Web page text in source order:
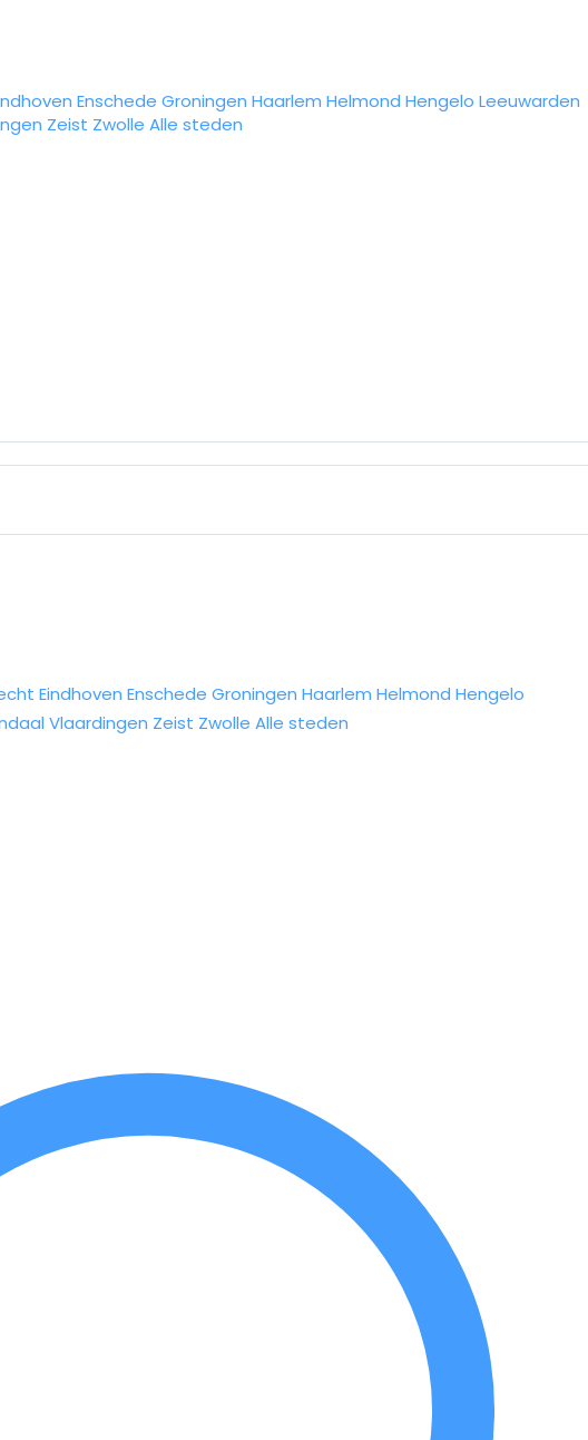
Enschede Groningen Haarlem Helmond Hengelo Leeuwarden
Zeist Zwolle Alle steden
Eindhoven Enschede Groningen Haarlem Helmond Hengelo
Vlaardingen Zeist Zwolle Alle steden